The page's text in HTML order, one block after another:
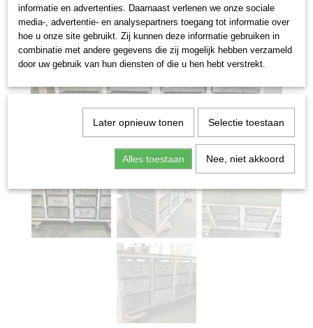
informatie en advertenties. Daarnaast verlenen we onze sociale
media-, advertentie- en analysepartners toegang tot informatie over
hoe u onze site gebruikt. Zij kunnen deze informatie gebruiken in
combinatie met andere gegevens die zij mogelijk hebben verzameld
door uw gebruik van hun diensten of die u hen hebt verstrekt.
Later opnieuw tonen Selectie toestaan
Alles toestaan Nee, niet akkoord